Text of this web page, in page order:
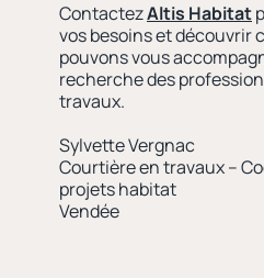
ContactezAltis Habitat
vos besoins et découvrir
pouvons vous
recherche des
travaux.
Sylvette Vergnac
Courtière en travaux –
projets habitat
Vendée